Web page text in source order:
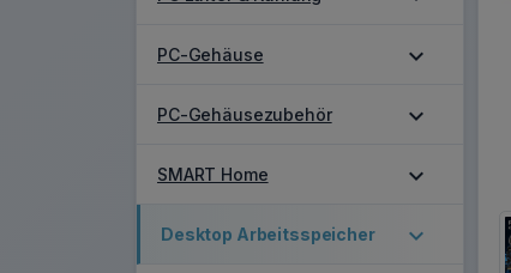
PC-Gehäuse expand_more
PC-Gehäusezubehör expand_more
SMART Home expand_more
Desktop Arbeitsspeicher expand_more